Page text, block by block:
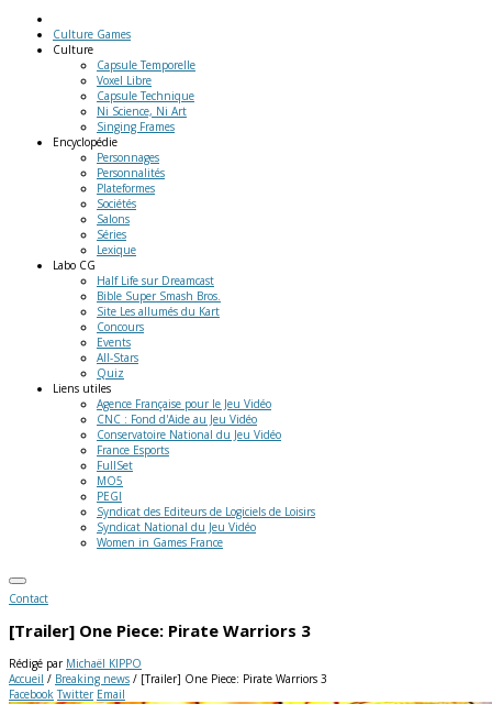
Culture Games
Culture
Capsule Temporelle
Voxel Libre
Capsule Technique
Ni Science, Ni Art
Singing Frames
Encyclopédie
Personnages
Personnalités
Plateformes
Sociétés
Salons
Séries
Lexique
Labo CG
Half Life sur Dreamcast
Bible Super Smash Bros.
Site Les allumés du Kart
Concours
Events
All-Stars
Quiz
Liens utiles
Agence Française pour le Jeu Vidéo
CNC : Fond d'Aide au Jeu Vidéo
Conservatoire National du Jeu Vidéo
France Esports
FullSet
MO5
PEGI
Syndicat des Editeurs de Logiciels de Loisirs
Syndicat National du Jeu Vidéo
Women in Games France
Contact
[Trailer] One Piece: Pirate Warriors 3
Rédigé par Michaël KIPPO
Accueil / Breaking news / [Trailer] One Piece: Pirate Warriors 3
Facebook Twitter Email